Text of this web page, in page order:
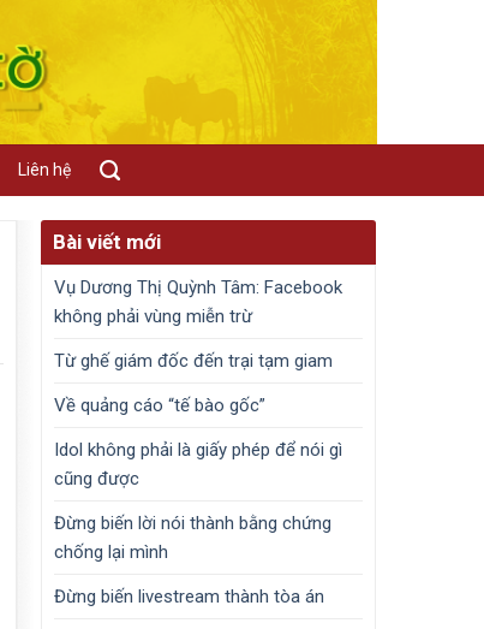
Liên hệ
Bài viết mới
Vụ Dương Thị Quỳnh Tâm: Facebook
không phải vùng miễn trừ
Từ ghế giám đốc đến trại tạm giam
Về quảng cáo “tế bào gốc”
Idol không phải là giấy phép để nói gì
cũng được
Đừng biến lời nói thành bằng chứng
chống lại mình
Đừng biến livestream thành tòa án